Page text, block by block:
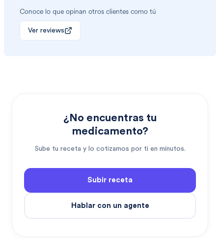
Conoce lo que opinan otros clientes como tú
Ver reviews
¿No encuentras tu
medicamento?
Sube tu receta y lo cotizamos por ti en minutos.
Subir receta
Hablar con un agente